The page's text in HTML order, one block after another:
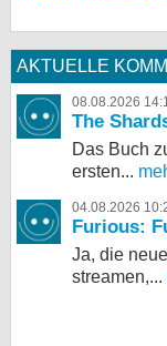
AKTUELLE
08.08.2026
The
Das Buch
ersten...
04.08.2026
Furious:
Ja, die
streamen,...